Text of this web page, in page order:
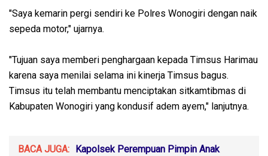
"Saya kemarin pergi sendiri ke Polres Wonogiri dengan naik
sepeda motor," ujarnya.
"Tujuan saya memberi penghargaan kepada Timsus Harimau
karena saya menilai selama ini kinerja Timsus bagus.
Timsus itu telah membantu menciptakan sitkamtibmas di
Kabupaten Wonogiri yang kondusif adem ayem," lanjutnya.
BACA JUGA:
Kapolsek Perempuan Pimpin Anak